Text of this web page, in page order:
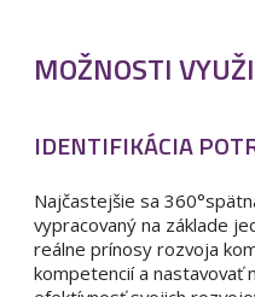
MOŽNOSTI
IDENTIFIKÁCIA
Najčastejšie sa
vypracovaný na základe
reálne prínosy rozvoja
kompetencií a nastavovať